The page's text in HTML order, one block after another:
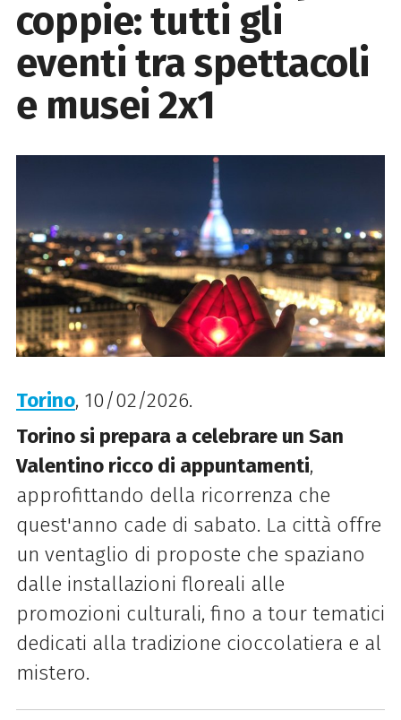
coppie: tutti gli
eventi tra spettacoli
e musei 2x1
Torino, 10/02/2026.
Torino si prepara a celebrare un San
Valentino ricco di appuntamenti,
approfittando della ricorrenza che
quest'anno cade di sabato. La città offre
un ventaglio di proposte che spaziano
dalle installazioni floreali alle
promozioni culturali, fino a tour tematici
dedicati alla tradizione cioccolatiera e al
mistero.